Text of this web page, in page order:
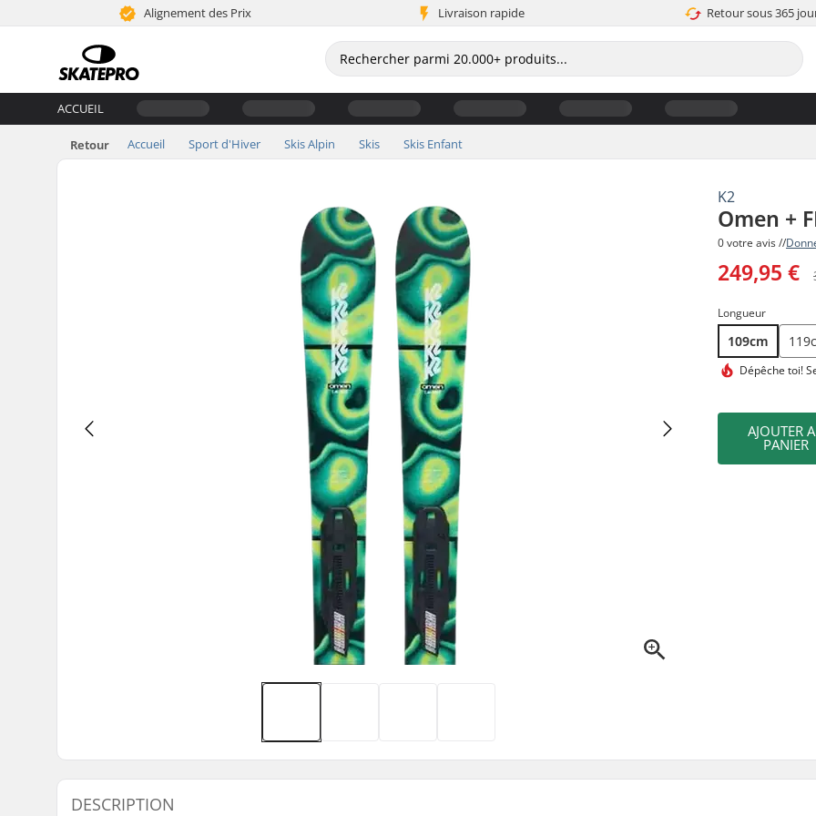
Alignement des Prix Livraison rapide Retour sous 365
ACCUEIL
Retour Accueil Sport d'Hiver Skis Alpin Skis Skis Enfant
K2
Omen +
0 votre avis //
249,95 €
Longueur
109cm
Dépêche toi!
AJOUTER
PANIER
DESCRIPTION